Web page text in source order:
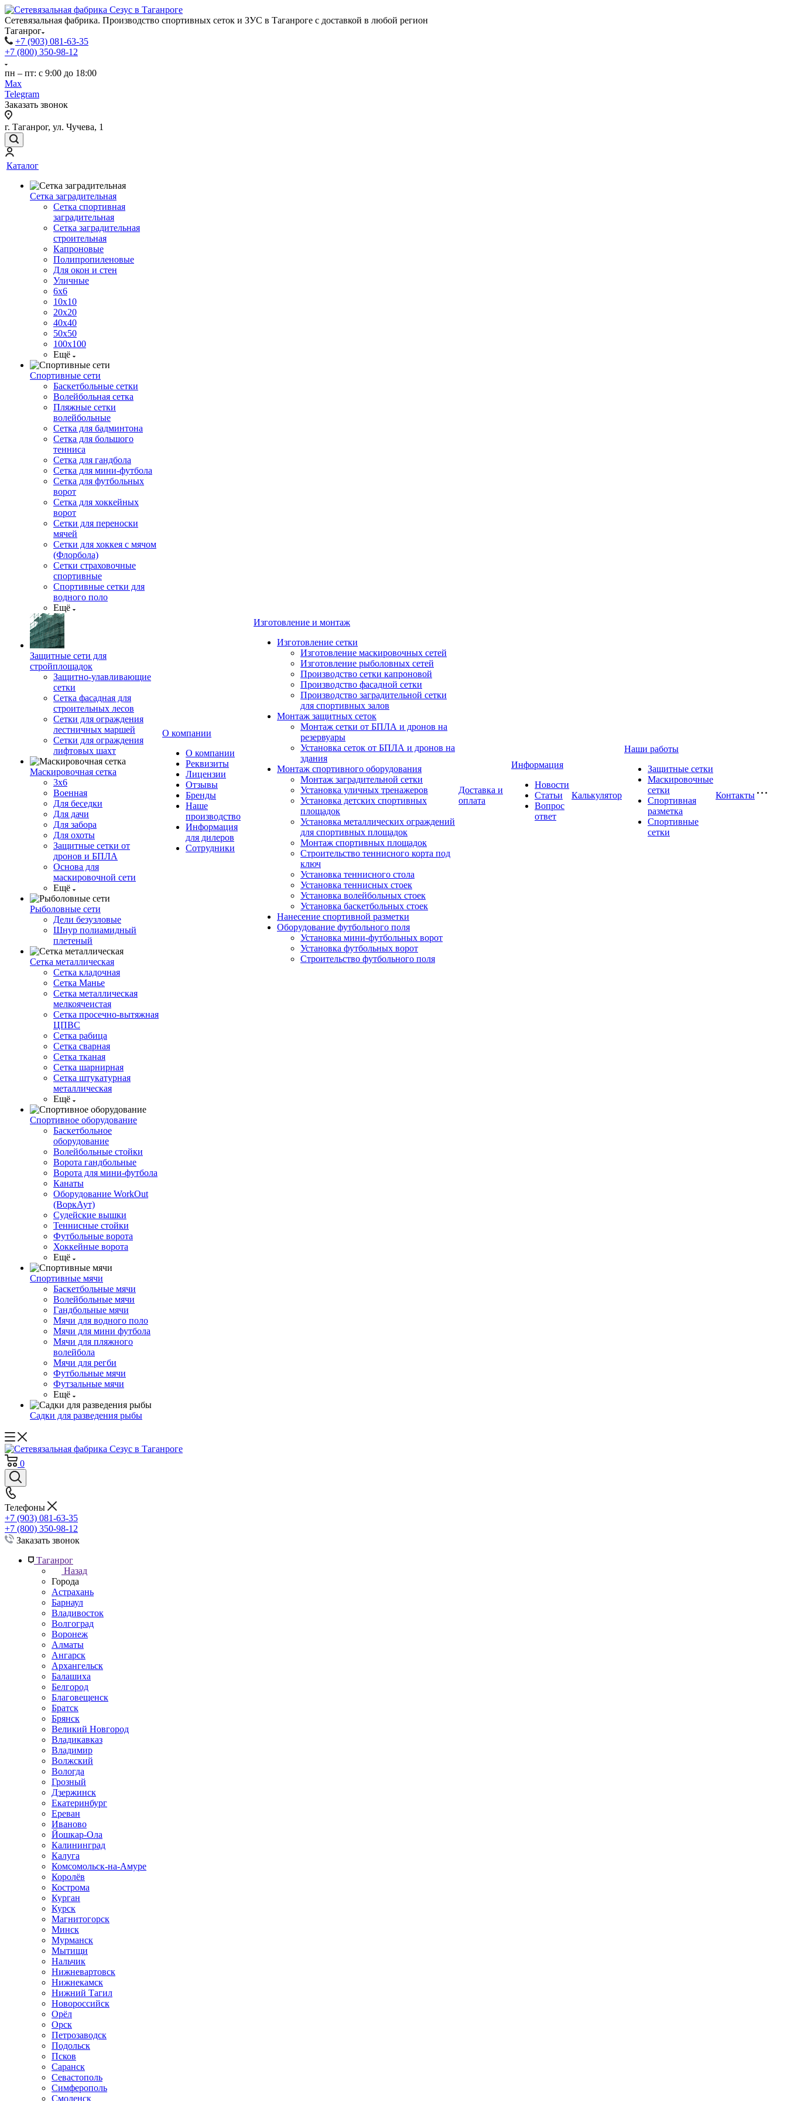
Сетевязальная фабрика. Производство спортивных сеток и ЗУС в Таганроге с доставкой в любой регион
Таганрог
+7 (903) 081-63-35
+7 (800) 350-98-12
пн – пт: с 9:00 до 18:00
Max
Telegram
Заказать звонок
г. Таганрог, ул. Чучева, 1
Каталог
Сетка заградительная
Сетка спортивная
заградительная
Сетка заградительная
строительная
Капроновые
Полипропиленовые
Для окон и стен
Уличные
6х6
10х10
20х20
40х40
50х50
100х100
Ещё
Спортивные сети
Баскетбольные сетки
Волейбольная сетка
Пляжные сетки
волейбольные
Сетка для бадминтона
Сетка для большого
тенниса
Сетка для гандбола
Сетка для мини-футбола
Сетка для футбольных
ворот
Сетка для хоккейных
ворот
Сетки для переноски
мячей
Сетки для хоккея с мячом
(Флорбола)
Сетки страховочные
спортивные
Спортивные сетки для
водного поло
Ещё
Защитные сети для
стройплощадок
Защитно-улавливающие
сетки
Сетка фасадная для
строительных лесов
Сетки для ограждения
лестничных маршей
Сетки для ограждения
лифтовых шахт
Маскировочная сетка
3х6
Военная
Для беседки
Для дачи
Для забора
Для охоты
Защитные сетки от
дронов и БПЛА
Основа для
маскировочной сети
Ещё
Рыболовные сети
Дели безузловые
Шнур полиамидный
плетеный
Сетка металлическая
Сетка кладочная
Сетка Манье
Сетка металлическая
мелкоячеистая
Сетка просечно-вытяжная
ЦПВС
Сетка рабица
Сетка сварная
Сетка тканая
Сетка шарнирная
Сетка штукатурная
металлическая
Ещё
Спортивное оборудование
Баскетбольное
оборудование
Волейбольные стойки
Ворота гандбольные
Ворота для мини-футбола
Канаты
Оборудование WorkOut
(ВоркАут)
Судейские вышки
Теннисные стойки
Футбольные ворота
Хоккейные ворота
Ещё
Спортивные мячи
Баскетбольные мячи
Волейбольные мячи
Гандбольные мячи
Мячи для водного поло
Мячи для мини футбола
Мячи для пляжного
волейбола
Мячи для регби
Футбольные мячи
Футзальные мячи
Ещё
Садки для разведения рыбы
О компании
О компании
Реквизиты
Лицензии
Отзывы
Бренды
Наше
производство
Информация
для дилеров
Сотрудники
Изготовление и монтаж
Изготовление сетки
Изготовление маскировочных сетей
Изготовление рыболовных сетей
Производство сетки капроновой
Производство фасадной сетки
Производство заградительной сетки
для спортивных залов
Монтаж защитных сеток
Монтаж сетки от БПЛА и дронов на
резервуары
Установка сеток от БПЛА и дронов на
здания
Монтаж спортивного оборудования
Монтаж заградительной сетки
Установка уличных тренажеров
Установка детских спортивных
площадок
Установка металлических ограждений
для спортивных площадок
Монтаж спортивных площадок
Строительство теннисного корта под
ключ
Установка теннисного стола
Установка теннисных стоек
Установка волейбольных стоек
Установка баскетбольных стоек
Нанесение спортивной разметки
Оборудование футбольного поля
Установка мини-футбольных ворот
Установка футбольных ворот
Строительство футбольного поля
Доставка и
оплата
Информация
Новости
Статьи
Вопрос
ответ
Калькулятор
Наши работы
Защитные сетки
Маскировочные
сетки
Спортивная
разметка
Спортивные
сетки
Контакты
0
Телефоны
+7 (903) 081-63-35
+7 (800) 350-98-12
Заказать звонок
Таганрог
Назад
Города
Астрахань
Барнаул
Владивосток
Волгоград
Воронеж
Алматы
Ангарск
Архангельск
Балашиха
Белгород
Благовещенск
Братск
Брянск
Великий Новгород
Владикавказ
Владимир
Волжский
Вологда
Грозный
Дзержинск
Екатеринбург
Ереван
Иваново
Йошкар-Ола
Калининград
Калуга
Комсомольск-на-Амуре
Королёв
Кострома
Курган
Курск
Магнитогорск
Минск
Мурманск
Мытищи
Нальчик
Нижневартовск
Нижнекамск
Нижний Тагил
Новороссийск
Орёл
Орск
Петрозаводск
Подольск
Псков
Саранск
Севастополь
Симферополь
Смоленск